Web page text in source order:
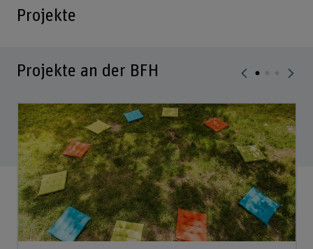
Projekte
Projekte an der BFH